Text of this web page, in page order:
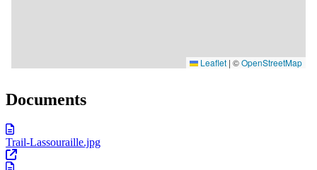
Documents
Trail-Lassouraille.jpg